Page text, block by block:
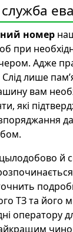
номер
при
Адже
лише
вам
які
й
ТЗ та його
оператору